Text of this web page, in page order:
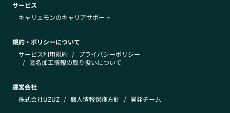
サービス
キャリエモンのキャリアサポート
規約・ポリシーについて
サービス利用規約 / プライバシーポリシー
/ 匿名加工情報の取り扱いについて
運営会社
株式会社UZUZ / 個人情報保護方針 / 開発チーム